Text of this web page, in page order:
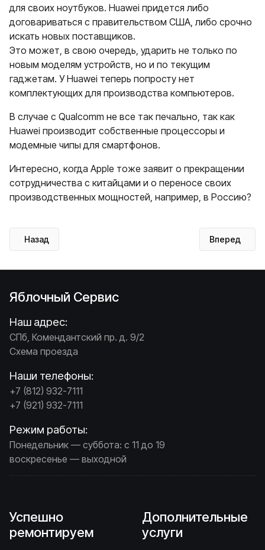
для своих ноутбуков. Huawei придется либо
договариваться с правительством США, либо срочно
искать новых поставщиков.
Это может, в свою очередь, ударить не только по
новым моделям устройств, но и по текущим
гаджетам. У Huawei теперь попросту нет
комплектующих для производства компьютеров.
В случае с Qualcomm не все так печально, так как
Huawei производит собственные процессоры и
модемные чипы для смартфонов.
Интересно, когда Apple тоже заявит о прекращении
сотрудничества с китайцами и о переносе своих
производственных мощностей, например, в Россию?
Предыдущий: WWDC 2019: смерть iTunes, новые функции
Назад Следующий:
Вперед
Яблочный Сервис
Наш адрес:
СПб, Комендантский пр. д. 9/2
Схема проезда
Наши телефоны:
+7 (812) 932-7111
+7 (921) 932-7111
Режим работы:
Понедельник — суббота: с 11 до 19
воскресенье — выходной
Успешно
ремонтируем
Дополнительные
услуги